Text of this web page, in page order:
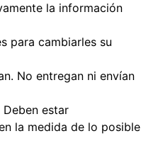
la información
para cambiarles su
No entregan ni envían
estar
la medida de lo posible